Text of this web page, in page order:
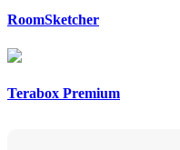
RoomSketcher
Terabox Premium